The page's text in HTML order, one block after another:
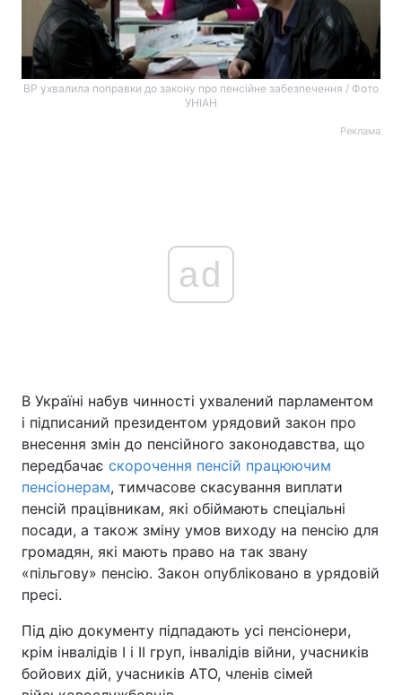
Головна Війна
Україна Політика
Економіка Світ
Техно і зв'язок Лайт
Зброя Інциденти
ВР ухвалила поправки до закону про пенсійне забезпечення / Фото
УНІАН
Реклама
ad
В Україні набув чинності ухвалений парламентом
і підписаний президентом урядовий закон про
внесення змін до пенсійного законодавства, що
передбачає скорочення пенсій працюючим
пенсіонерам, тимчасове скасування виплати
пенсій працівникам, які обіймають спеціальні
посади, а також зміну умов виходу на пенсію для
громадян, які мають право на так звану
«пільгову» пенсію. Закон опубліковано в урядовій
пресі.
Під дію документу підпадають усі пенсіонери,
крім інвалідів I і II груп, інвалідів війни, учасників
бойових дій, учасників АТО, членів сімей